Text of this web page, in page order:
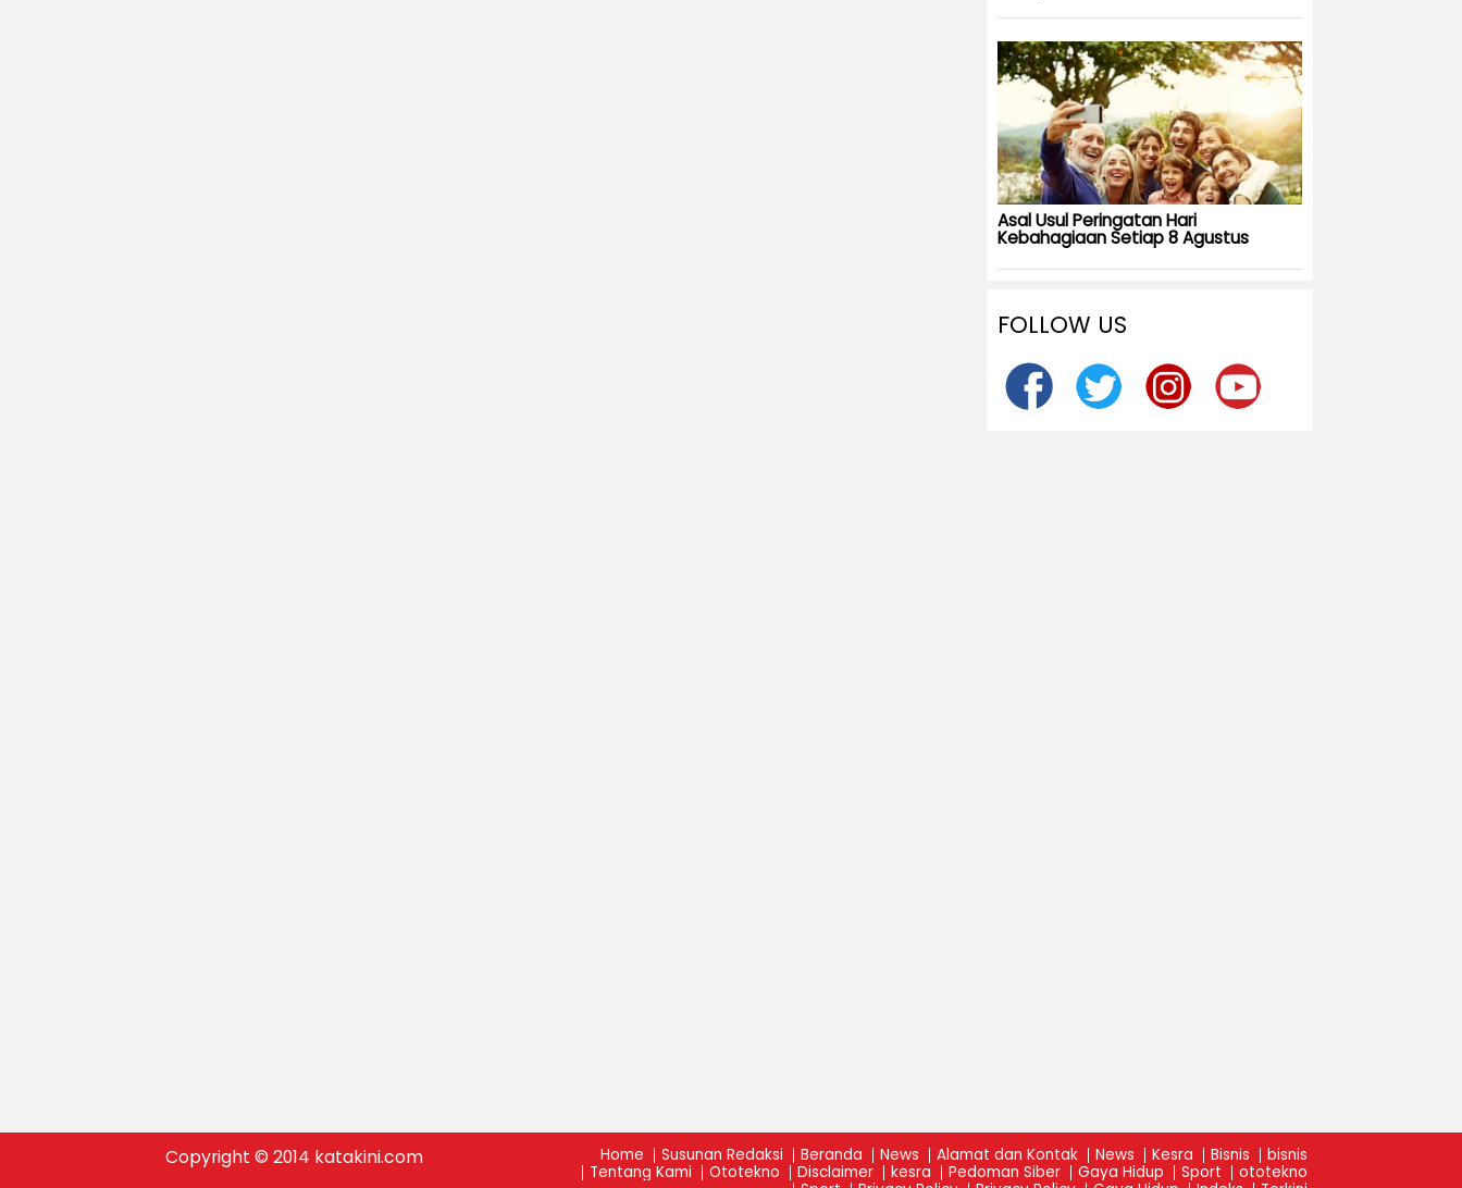
Asal Usul Peringatan Hari
Kebahagiaan Setiap 8 Agustus
FOLLOW US
Home Susunan Redaksi Beranda News Alamat dan Kontak News Kesra Bisnis
bisnis
Tentang Kami
Ototekno Disclaimer kesra Pedoman Siber Gaya Hidup Sport
ototekno
Copyright © 2014 katakini.com